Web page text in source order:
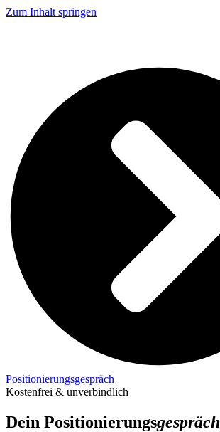
Zum Inhalt springen
Positionierungs­gespräch
Kostenfrei & unverbindlich
Dein Positionierungs­gespräch